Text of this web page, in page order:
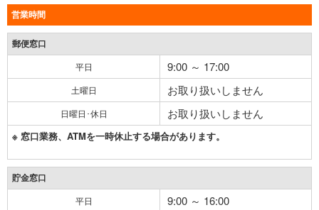
営業時間
郵便窓口
平日 9:00 ～ 17:00
土曜日 お取り扱いしません
日曜日･休日 お取り扱いしません
※ 窓口業務、ATMを一時休止する場合があります。
貯金窓口
平日 9:00 ～ 16:00